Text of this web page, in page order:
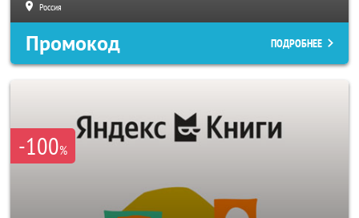
Россия
Промокод ПОДРОБНЕЕ
-100%